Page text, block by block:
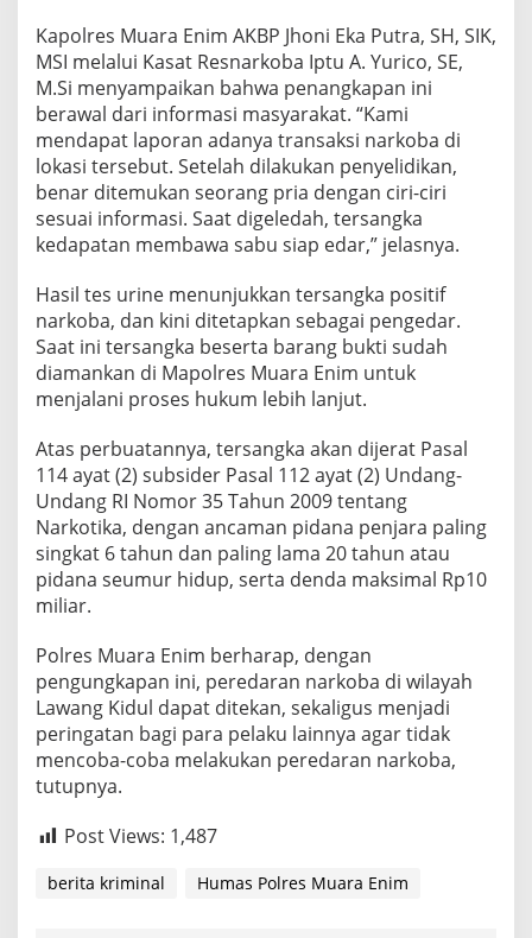
Kapolres Muara Enim AKBP Jhoni Eka Putra, SH, SIK,
MSI melalui Kasat Resnarkoba Iptu A. Yurico, SE,
M.Si menyampaikan bahwa penangkapan ini
berawal dari informasi masyarakat. “Kami
mendapat laporan adanya transaksi narkoba di
lokasi tersebut. Setelah dilakukan penyelidikan,
benar ditemukan seorang pria dengan ciri-ciri
sesuai informasi. Saat digeledah, tersangka
kedapatan membawa sabu siap edar,” jelasnya.
Hasil tes urine menunjukkan tersangka positif
narkoba, dan kini ditetapkan sebagai pengedar.
Saat ini tersangka beserta barang bukti sudah
diamankan di Mapolres Muara Enim untuk
menjalani proses hukum lebih lanjut.
Atas perbuatannya, tersangka akan dijerat Pasal
114 ayat (2) subsider Pasal 112 ayat (2) Undang-
Undang RI Nomor 35 Tahun 2009 tentang
Narkotika, dengan ancaman pidana penjara paling
singkat 6 tahun dan paling lama 20 tahun atau
pidana seumur hidup, serta denda maksimal Rp10
miliar.
Polres Muara Enim berharap, dengan
pengungkapan ini, peredaran narkoba di wilayah
Lawang Kidul dapat ditekan, sekaligus menjadi
peringatan bagi para pelaku lainnya agar tidak
mencoba-coba melakukan peredaran narkoba,
tutupnya.
Post Views: 1,487
berita kriminal Humas Polres Muara Enim